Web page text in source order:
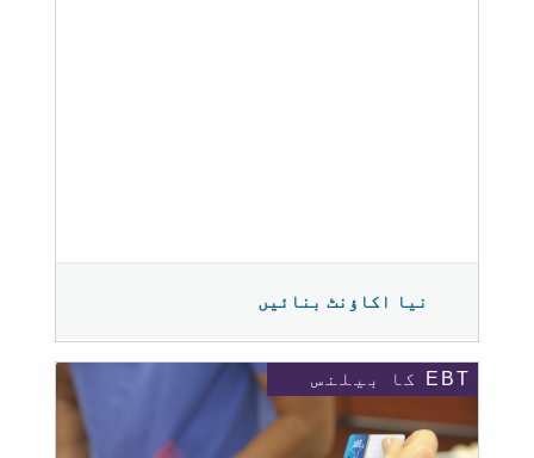
نیا اکاؤنٹ بنائیں
EBT کا بیلنس